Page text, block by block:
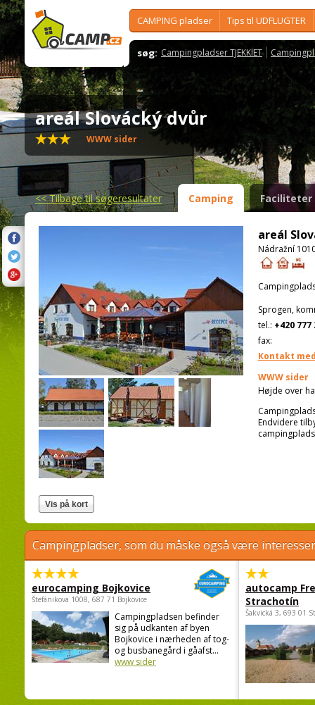
CAMPING pladser Tips til UDFLUGTER
søg: Campingpladser TJEKKIET
areál Slovácký dvůr
WWW sider
<<Tilbage til søgeresultater Camping Faciliteter
areál
Nádražní
Sprogen,
tel.: +420 777
fax:
Kontakt
WWW sider
Højde over
Endvidere
Campingpladser, som du måske også være
eurocamping Bojkovice
Štefánikova 1008, 687 71 Bojkovice
Campingpladsen befinder
sig på udkanten af byen
Bojkovice i nærheden af tog-
og busbanegård i gåafst...
www sider
autocamp
Strachotín
Šakvická 3, 693 01